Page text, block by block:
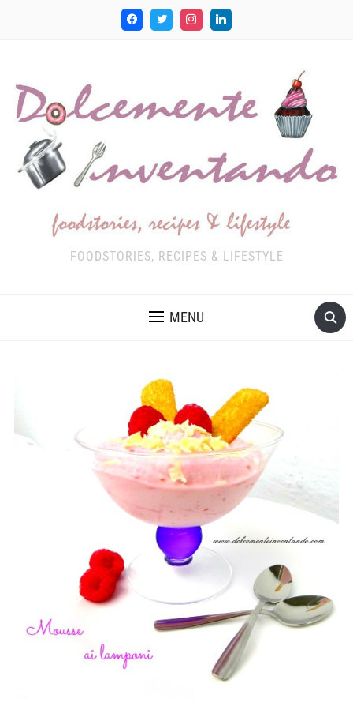
FOODSTORIES, RECIPES & LIFESTYLE
MENU